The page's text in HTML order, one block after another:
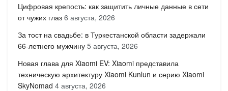
Цифровая крепость: как защитить личные данные в сети
от чужих глаз 6 августа, 2026
За тост на свадьбе: в Туркестанской области задержали
66-летнего мужчину 5 августа, 2026
Новая глава для Xiaomi EV: Xiaomi представила
техническую архитектуру Xiaomi Kunlun и серию Xiaomi
SkyNomad 4 августа, 2026